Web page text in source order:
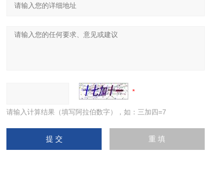
请输入计算结果（填写阿拉伯数字），如：三加四=7